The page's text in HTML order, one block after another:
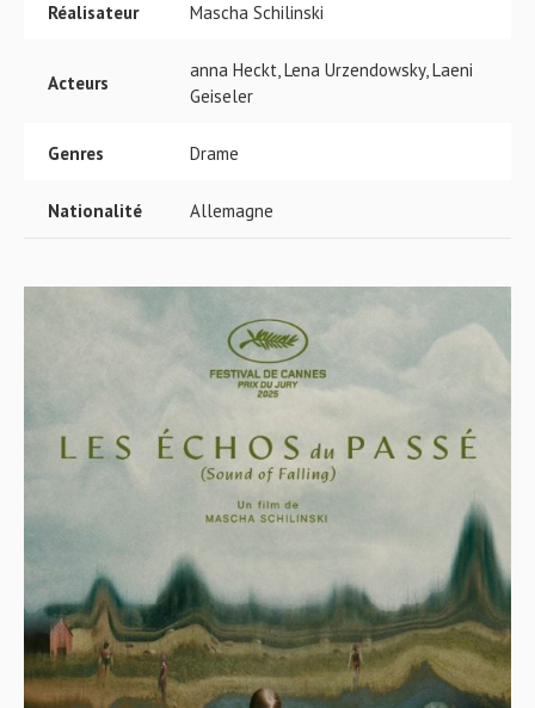
Réalisateur Mascha Schilinski
Acteurs
anna Heckt, Lena Urzendowsky, Laeni
Geiseler
Genres Drame
Nationalité Allemagne